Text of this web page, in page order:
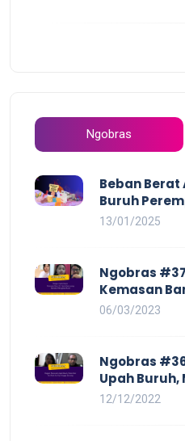
Ngobras
Beban Berat
Buruh
Harga yang
13/01/2025
Ngobras
Kemasan
yang
06/03/2023
Ngobras
Upah Buruh,
Pay Hingga
12/12/2022